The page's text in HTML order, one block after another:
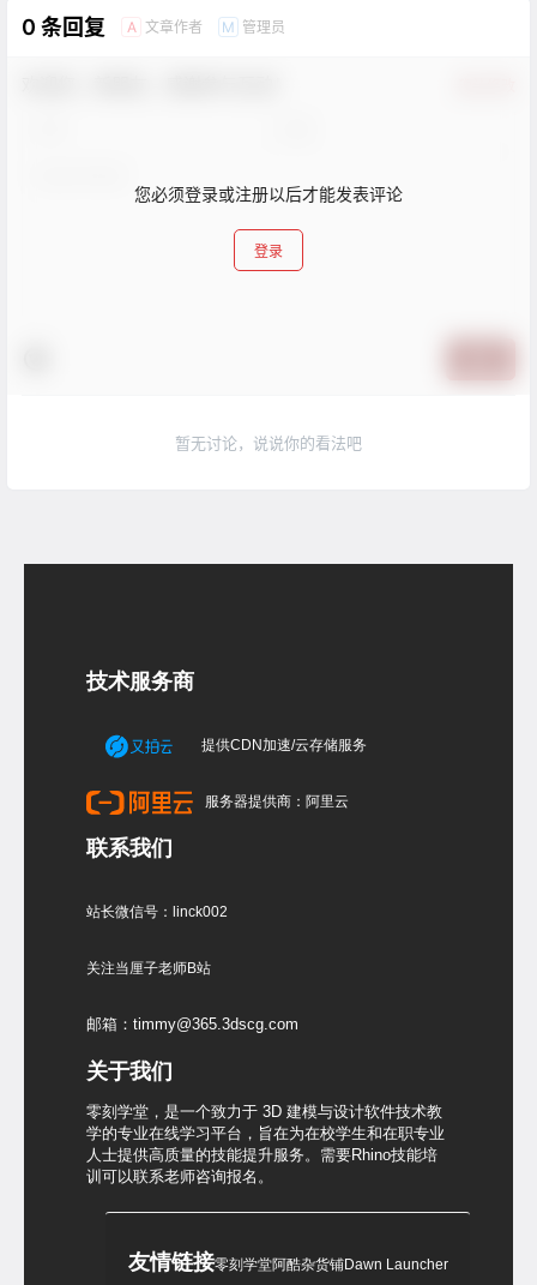
0 条回复 A 文章作者 M 管理员
您必须登录或注册以后才能发表评论
登录
暂无讨论，说说你的看法吧
技术服务商
提供CDN加速/云存储服务
服务器提供商：阿里云
联系我们
站长微信号：linck002
关注当厘子老师B站
邮箱：timmy@365.3dscg.com
关于我们
零刻学堂，是一个致力于 3D 建模与设计软件技术教
学的专业在线学习平台，旨在为在校学生和在职专业
人士提供高质量的技能提升服务。需要Rhino技能培
训可以联系老师咨询报名。
友情链接零刻学堂阿酷杂货铺Dawn Launcher